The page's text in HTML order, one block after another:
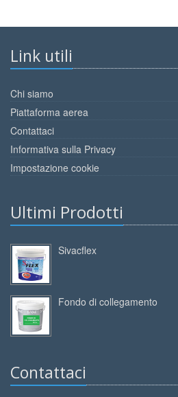
Link utili
Chi siamo
Piattaforma aerea
Contattaci
Informativa sulla Privacy
Impostazione cookie
Ultimi Prodotti
Sivacflex
Fondo di collegamento
Contattaci